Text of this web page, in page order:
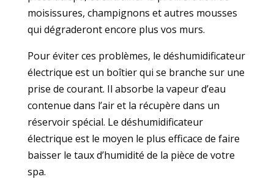
moisissures, champignons et autres mousses
qui dégraderont encore plus vos murs.
Pour éviter ces problèmes, le déshumidificateur
électrique est un boîtier qui se branche sur une
prise de courant. Il absorbe la vapeur d’eau
contenue dans l’air et la récupère dans un
réservoir spécial. Le déshumidificateur
électrique est le moyen le plus efficace de faire
baisser le taux d’humidité de la pièce de votre
spa.